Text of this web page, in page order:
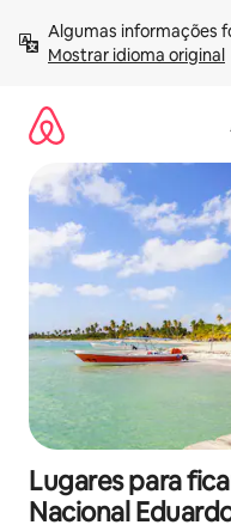
para
Mostrar idioma original
Lugares para
Nacional